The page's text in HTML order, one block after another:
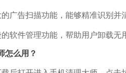
广告扫描功能，能够精准识别并
软件管理功能，帮助用户卸载无
怎么用？